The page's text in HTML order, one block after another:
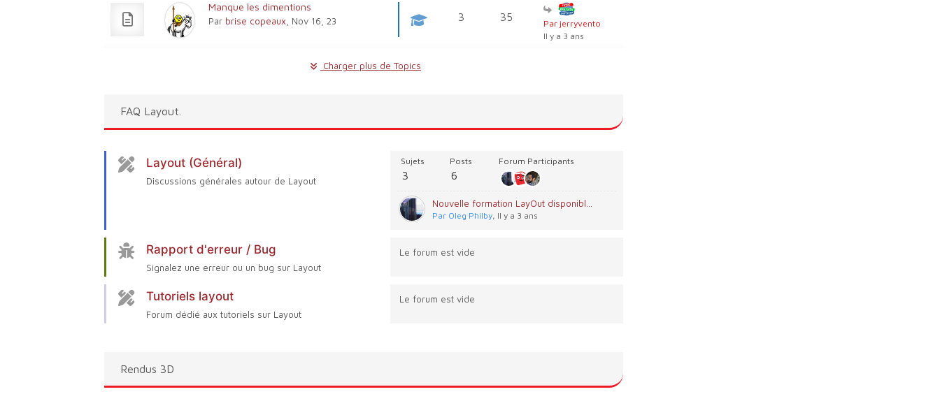
Manque les dimentions
Par brise copeaux, Nov 16, 23 3 35
Par jerryvento
Il y a 3 ans
Charger plus de Topics
FAQ Layout.
Layout (Général)
Discussions générales autour de Layout
Sujets
3
Posts
6
Forum Participants
Par Oleg Philby, Il y a 3 ans
Rapport d'erreur / Bug
Signalez une erreur ou un bug sur Layout
Le forum est vide
Tutoriels layout
Forum dédié aux tutoriels sur Layout
Le forum est vide
Rendus 3D